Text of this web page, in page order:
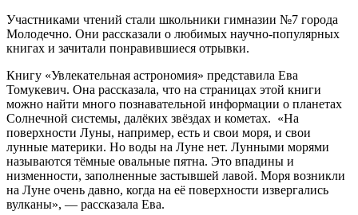
Участниками чтений стали школьники гимназии №7 города
Молодечно. Они рассказали о любимых научно-популярных
книгах и зачитали понравившиеся отрывки.
Книгу «Увлекательная астрономия» представила Ева
Томукевич. Она рассказала, что на страницах этой книги
можно найти много познавательной информации о планетах
Солнечной системы, далёких звёздах и кометах. «На
поверхности Луны, например, есть и свои моря, и свои
лунные материки. Но воды на Луне нет. Лунными морями
называются тёмные овальные пятна. Это впадины и
низменности, заполненные застывшей лавой. Моря возникли
на Луне очень давно, когда на её поверхности извергались
вулканы», — рассказала Ева.